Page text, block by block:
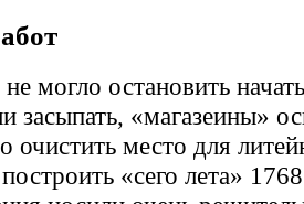
могло остановить
засыпать, «магазеины»
очистить место для
«сего лета»